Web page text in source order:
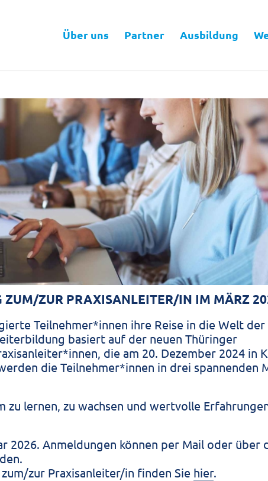
Über uns Partner Ausbildung
ZUM/ZUR PRAXISANLEITER/IN IM MÄRZ
Teilnehmer*innen ihre Reise in die Welt der
basiert auf der neuen Thüringer
die am 20. Dezember 2024 in
die Teilnehmer*innen in drei spannenden
zu lernen, zu wachsen und wertvolle
2026. Anmeldungen können per Mail oder über
zur Praxisanleiter/in finden Sie hier.